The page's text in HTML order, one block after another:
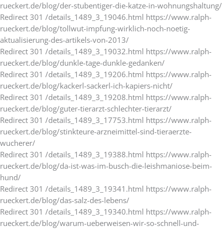
rueckert.de/blog/der-stubentiger-die-katze-in-wohnungshaltung/
Redirect 301 /details_1489_3_19046.html https://www.ralph-
rueckert.de/blog/tollwut-impfung-wirklich-noch-noetig-
aktualisierung-des-artikels-von-2013/
Redirect 301 /details_1489_3_19032.html https://www.ralph-
rueckert.de/blog/dunkle-tage-dunkle-gedanken/
Redirect 301 /details_1489_3_19206.html https://www.ralph-
rueckert.de/blog/kackerl-sackerl-ich-kapiers-nicht/
Redirect 301 /details_1489_3_19208.html https://www.ralph-
rueckert.de/blog/guter-tierarzt-schlechter-tierarzt/
Redirect 301 /details_1489_3_17753.html https://www.ralph-
rueckert.de/blog/stinkteure-arzneimittel-sind-tieraerzte-
wucherer/
Redirect 301 /details_1489_3_19388.html https://www.ralph-
rueckert.de/blog/da-ist-was-im-busch-die-leishmaniose-beim-
hund/
Redirect 301 /details_1489_3_19341.html https://www.ralph-
rueckert.de/blog/das-salz-des-lebens/
Redirect 301 /details_1489_3_19340.html https://www.ralph-
rueckert.de/blog/warum-ueberweisen-wir-so-schnell-und-